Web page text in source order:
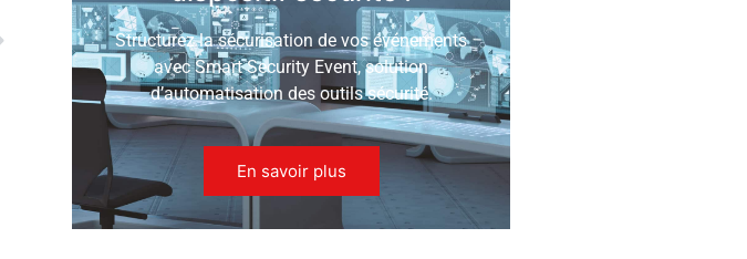
Structurez la sécurisation de vos événements
avec Smart Security Event, solution
d’automatisation des outils sécurité.
En savoir plus